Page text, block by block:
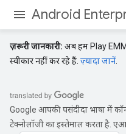
Android
ज़रूरी जानकारी: अब हम Play
स्वीकार नहीं कर रहे हैं. ज़्यादा जानें
Google आपकी पसंदीदा भाषा में
टेक्नोलॉजी का इस्तेमाल करता है.